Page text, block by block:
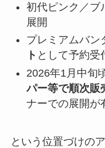
初代ピンク／ブ
展開
プレミアムバン
ト として予約受
2026年1月中旬
パー等で順次販
ナーでの展開が
という位置づけの